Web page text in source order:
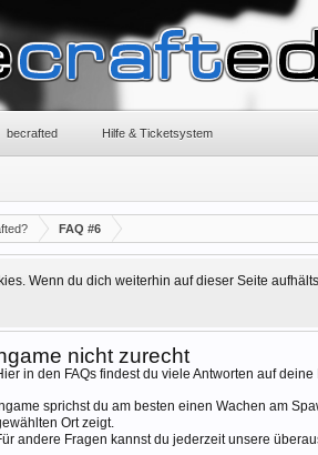
FAQ #6
Wenn du dich weiterhin auf dieser Seite
nicht zurecht
in den FAQs findest du viele Antworten auf
sprichst du am besten einen Wachen am
Ort zeigt.
andere Fragen kannst du jederzeit unsere
becrafted Hilfe & Ticketsystem